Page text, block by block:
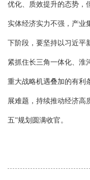
优化、质效提升的态势，
实体经济实力不强，产业
下阶段，要坚持以习近平
紧抓住长三角一体化、淮
重大战略机遇叠加的有利
展难题，持续推动经济高
五”规划圆满收官。